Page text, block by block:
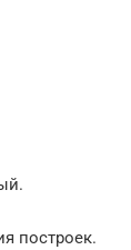
построек.